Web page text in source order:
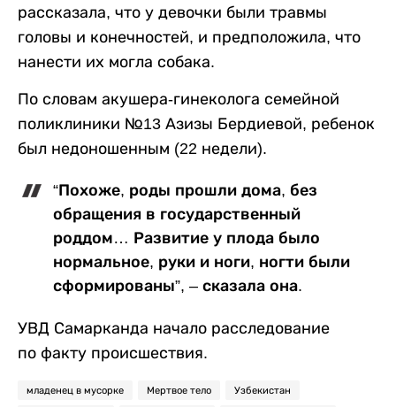
рассказала, что у девочки были травмы
головы и конечностей, и предположила, что
нанести их могла собака.
По словам акушера-гинеколога семейной
поликлиники №13 Азизы Бердиевой, ребенок
был недоношенным (22 недели).
“Похоже, роды прошли дома, без
обращения в государственный
роддом… Развитие у плода было
нормальное, руки и ноги, ногти были
сформированы”, – сказала она.
УВД Самарканда начало расследование
по факту происшествия.
младенец в мусорке Мертвое тело Узбекистан